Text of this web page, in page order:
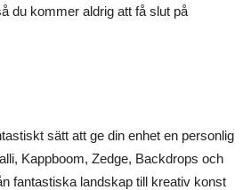
du kommer aldrig att få slut på
sätt att ge din enhet en personlig
Kappboom, Zedge, Backdrops och
fantastiska landskap till kreativ konst